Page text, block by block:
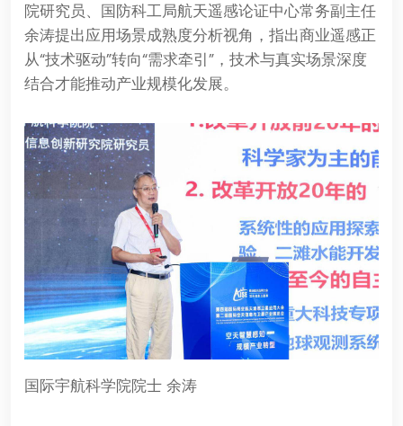
院研究员、国防科工局航天遥感论证中心常务副主任
余涛提出应用场景成熟度分析视角，指出商业遥感正
从“技术驱动”转向“需求牵引”，技术与真实场景深度
结合才能推动产业规模化发展。
国际宇航科学院院士 余涛